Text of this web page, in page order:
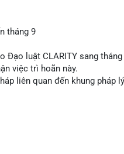
tháng 9
Đạo luật CLARITY sang tháng
việc trì hoãn này.
liên quan đến khung pháp